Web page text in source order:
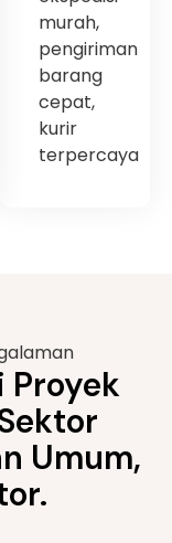
murah,
pengiriman
barang
cepat,
kurir
terpercaya
Umum,